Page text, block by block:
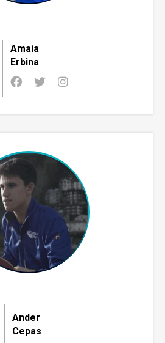
Amaia
Erbina
Ander
Cepas